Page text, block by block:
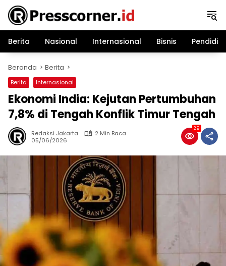
Langsung
konten
Berita
Nasional Internasional Bisnis
Beranda Berita
Berita Internasional
Ekonomi India: Kejutan Pertumbuhan
7,8% di Tengah Konflik Timur Tengah
Redaksi Jakarta
2 Min Baca
05/06/2026
29